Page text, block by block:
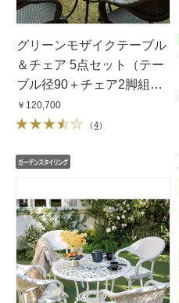
グリーンモザイクテーブル
＆チェア 5点セット（テー
ブル径90＋チェア2脚組
×2）
￥120,700
（4）